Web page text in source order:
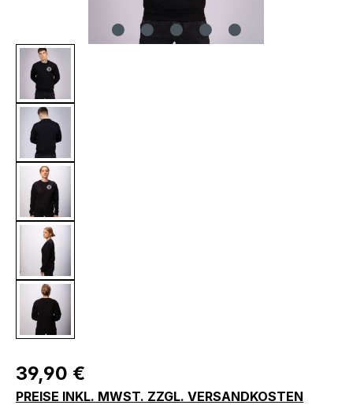
Regulärer Preis:
39,90 €
PREISE INKL. MWST. ZZGL. VERSANDKOSTEN